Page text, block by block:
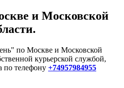
и Московской
по Москве и Московской
курьерской службой,
по телефону +74957984955